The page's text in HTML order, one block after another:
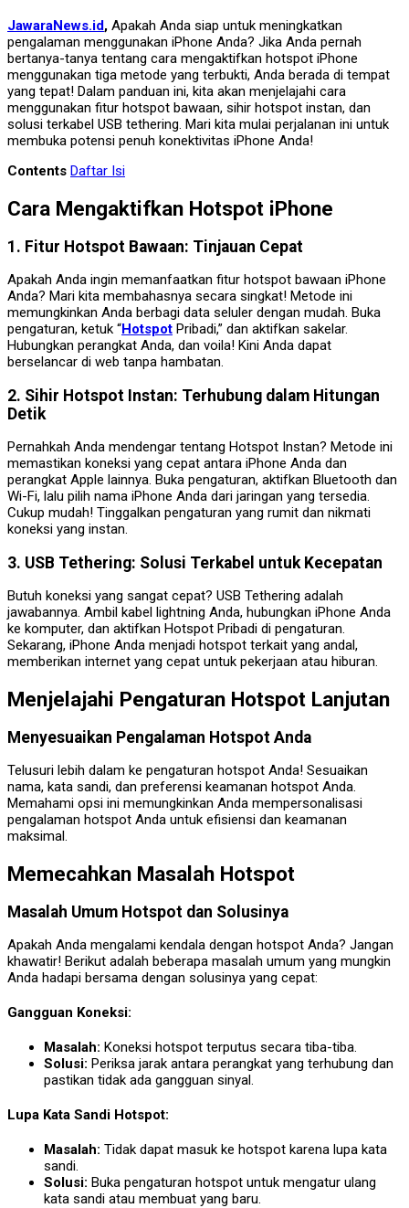
JawaraNews.id, Apakah Anda siap untuk meningkatkan
pengalaman menggunakan iPhone Anda? Jika Anda pernah
bertanya-tanya tentang cara mengaktifkan hotspot iPhone
menggunakan tiga metode yang terbukti, Anda berada di tempat
yang tepat! Dalam panduan ini, kita akan menjelajahi cara
menggunakan fitur hotspot bawaan, sihir hotspot instan, dan
solusi terkabel USB tethering. Mari kita mulai perjalanan ini untuk
membuka potensi penuh konektivitas iPhone Anda!
Contents Daftar Isi
Cara Mengaktifkan Hotspot iPhone
1. Fitur Hotspot Bawaan: Tinjauan Cepat
Apakah Anda ingin memanfaatkan fitur hotspot bawaan iPhone
Anda? Mari kita membahasnya secara singkat! Metode ini
memungkinkan Anda berbagi data seluler dengan mudah. Buka
pengaturan, ketuk “Hotspot Pribadi,” dan aktifkan sakelar.
Hubungkan perangkat Anda, dan voila! Kini Anda dapat
berselancar di web tanpa hambatan.
2. Sihir Hotspot Instan: Terhubung dalam Hitungan
Detik
Pernahkah Anda mendengar tentang Hotspot Instan? Metode ini
memastikan koneksi yang cepat antara iPhone Anda dan
perangkat Apple lainnya. Buka pengaturan, aktifkan Bluetooth dan
Wi-Fi, lalu pilih nama iPhone Anda dari jaringan yang tersedia.
Cukup mudah! Tinggalkan pengaturan yang rumit dan nikmati
koneksi yang instan.
3. USB Tethering: Solusi Terkabel untuk Kecepatan
Butuh koneksi yang sangat cepat? USB Tethering adalah
jawabannya. Ambil kabel lightning Anda, hubungkan iPhone Anda
ke komputer, dan aktifkan Hotspot Pribadi di pengaturan.
Sekarang, iPhone Anda menjadi hotspot terkait yang andal,
memberikan internet yang cepat untuk pekerjaan atau hiburan.
Menjelajahi Pengaturan Hotspot Lanjutan
Menyesuaikan Pengalaman Hotspot Anda
Telusuri lebih dalam ke pengaturan hotspot Anda! Sesuaikan
nama, kata sandi, dan preferensi keamanan hotspot Anda.
Memahami opsi ini memungkinkan Anda mempersonalisasi
pengalaman hotspot Anda untuk efisiensi dan keamanan
maksimal.
Memecahkan Masalah Hotspot
Masalah Umum Hotspot dan Solusinya
Apakah Anda mengalami kendala dengan hotspot Anda? Jangan
khawatir! Berikut adalah beberapa masalah umum yang mungkin
Anda hadapi bersama dengan solusinya yang cepat:
Gangguan Koneksi:
Masalah: Koneksi hotspot terputus secara tiba-tiba.
Solusi: Periksa jarak antara perangkat yang terhubung dan
pastikan tidak ada gangguan sinyal.
Lupa Kata Sandi Hotspot:
Masalah: Tidak dapat masuk ke hotspot karena lupa kata
sandi.
Solusi: Buka pengaturan hotspot untuk mengatur ulang
kata sandi atau membuat yang baru.